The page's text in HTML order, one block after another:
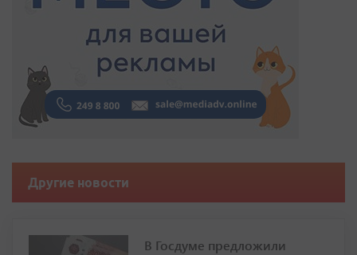
Другие новости
В Госдуме предложили